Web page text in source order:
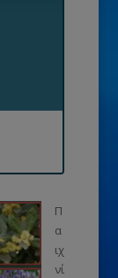
Π
α
ιχ
νί